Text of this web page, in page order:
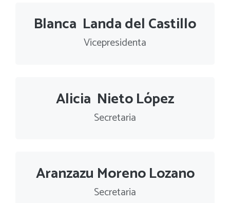
Blanca Landa del Castillo
Vicepresidenta
Alicia Nieto López
Secretaria
Aranzazu Moreno Lozano
Secretaria